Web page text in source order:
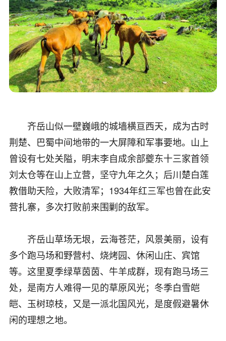
齐岳山似一壁巍峨的城墙横亘西天，成为古时
荆楚、巴蜀中间地带的一大屏障和军事要地。山上
曾设有七处关隘，明末李自成余部夔东十三家首领
刘太仓等在山上立营，坚守九年之久；后川楚白莲
教借助天险，大败清军；1934年红三军也曾在此安
营扎寨，多次打败前来围剿的敌军。
齐岳山草场无垠，云海苍茫，风景美丽，设有
多个跑马场和野营村、烧烤园、休闲山庄、宾馆
等。这里夏季绿草茵茵、牛羊成群，现有跑马场三
处，是南方人难得一见的草原风光；冬季白雪皑
皑、玉树琼枝，又是一派北国风光，是度假避暑休
闲的理想之地。